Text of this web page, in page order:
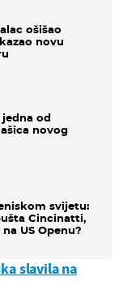
ošišao
novu
od
novog
svijetu:
Cincinatti,
US Openu?
slavila na